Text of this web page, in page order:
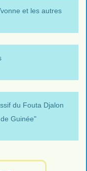
et les autres
du Fouta Djalon
Guinée"